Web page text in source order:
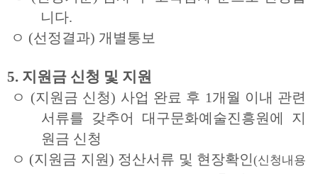
니다.
ㅇ (선정결과) 개별통보
5. 지원금 신청 및 지원
ㅇ (지원금 신청) 사업 완료 후 1개월 이내 관련
서류를 갖추어 대구문화예술진흥원에
지
원금 신청
ㅇ (지원금 지원) 정산서류 및 현장확인(신청내용